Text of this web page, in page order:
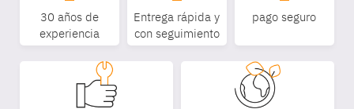
Equipe
30 años de
experiencia
Entrega rápida y
con seguimiento
pago seguro